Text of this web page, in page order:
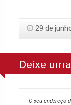
29 de
Deixe
O seu endereço